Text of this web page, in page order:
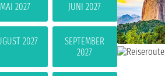
MAI 2027 JUNI 2027
2027
SEPTEMBER
2027